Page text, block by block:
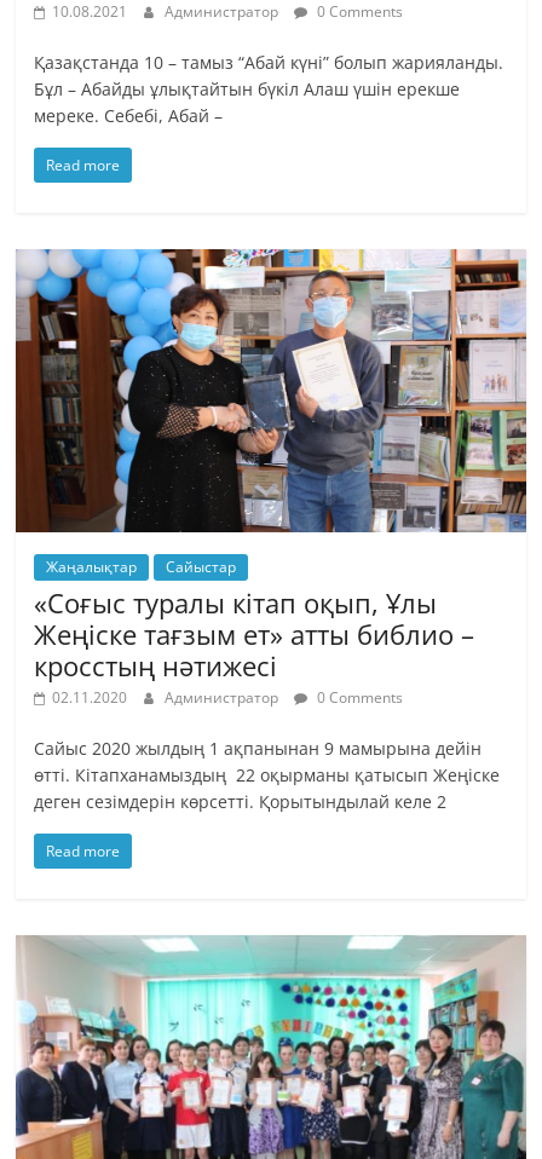
10.08.2021 Администратор 0 Comments
Қазақстанда 10 – тамыз “Абай күні” болып жарияланды.
Бұл – Абайды ұлықтайтын бүкіл Алаш үшін ерекше
мереке. Себебі, Абай –
Read more
Жаңалықтар Сайыстар
«Соғыс туралы кітап оқып, Ұлы
Жеңіске тағзым ет» атты библио –
кросстың нәтижесі
02.11.2020 Администратор 0 Comments
Сайыс 2020 жылдың 1 ақпанынан 9 мамырына дейін
өтті. Кітапханамыздың 22 оқырманы қатысып Жеңіске
деген сезімдерін көрсетті. Қорытындылай келе 2
Read more